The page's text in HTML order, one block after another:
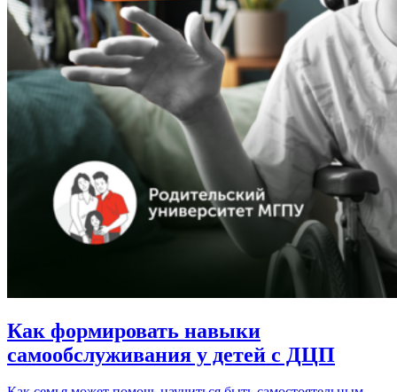
Как формировать навыки
самообслуживания у детей с ДЦП